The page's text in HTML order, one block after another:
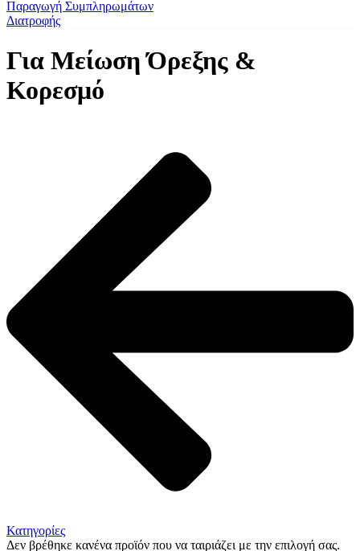
Για Μείωση Όρεξης &
Κορεσμό
Κατηγορίες
Δεν βρέθηκε κανένα προϊόν που να ταιριάζει με την επιλογή σας.